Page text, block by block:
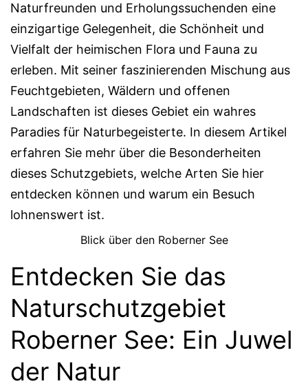
Naturfreunden und Erholungssuchenden eine
einzigartige Gelegenheit, die Schönheit und
Vielfalt der heimischen Flora und Fauna zu
erleben. Mit seiner faszinierenden Mischung aus
Feuchtgebieten, Wäldern und offenen
Landschaften ist dieses Gebiet ein wahres
Paradies für Naturbegeisterte. In diesem Artikel
erfahren Sie mehr über die Besonderheiten
dieses Schutzgebiets, welche Arten Sie hier
entdecken können und warum ein Besuch
lohnenswert ist.
Blick über den Roberner See
Entdecken Sie das
Naturschutzgebiet
Roberner See: Ein Juwel
der Natur